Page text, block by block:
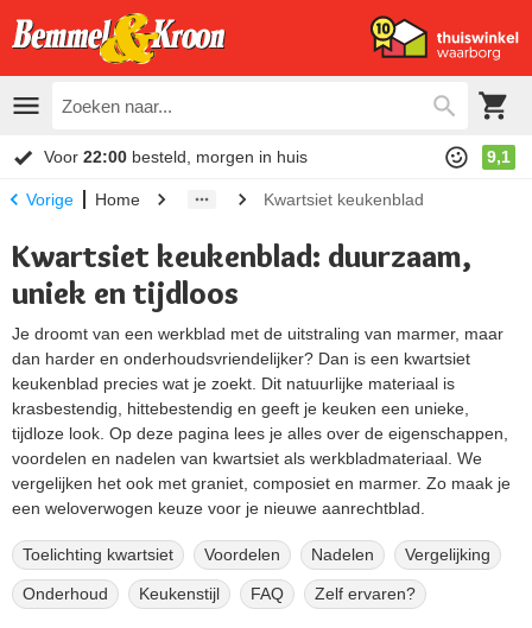
Voor 22:00 besteld, morgen in huis 9,1
Vorige Home Kwartsiet keukenblad
Kwartsiet keukenblad: duurzaam,
uniek en tijdloos
Je droomt van een werkblad met de uitstraling van marmer, maar
dan harder en onderhoudsvriendelijker? Dan is een kwartsiet
keukenblad precies wat je zoekt. Dit natuurlijke materiaal is
krasbestendig, hittebestendig en geeft je keuken een unieke,
tijdloze look. Op deze pagina lees je alles over de eigenschappen,
voordelen en nadelen van kwartsiet als werkbladmateriaal. We
vergelijken het ook met graniet, composiet en marmer. Zo maak je
een weloverwogen keuze voor je nieuwe aanrechtblad.
Toelichting kwartsiet Voordelen Nadelen Vergelijking
Onderhoud Keukenstijl FAQ Zelf ervaren?